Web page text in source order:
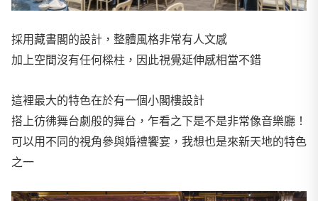
採用藏書閣的設計，整體風格非常有人文感
加上空間沒有任何樑柱，因此視覺延伸感相當不錯
這裡最大的特色在於有一個小閣樓設計
搭上彷彿舞台劇般的舞台，乍看之下是不是非常像音樂廳！
可以用不同的視角參與婚禮饗宴，我想也是來新天地的特色
之一